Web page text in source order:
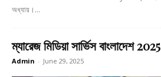
অধ্যায়।...
ম্যারেজ মিডিয়া সার্ভিস বাংলাদেশ 2025
Admin - June 29, 2025